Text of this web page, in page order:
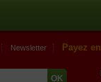
Newsletter Payez